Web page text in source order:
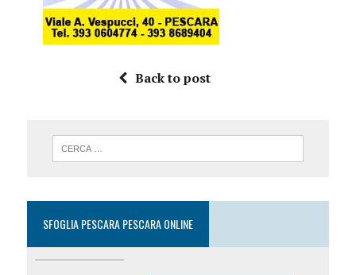
Back to post
SFOGLIA PESCARA PESCARA ONLINE